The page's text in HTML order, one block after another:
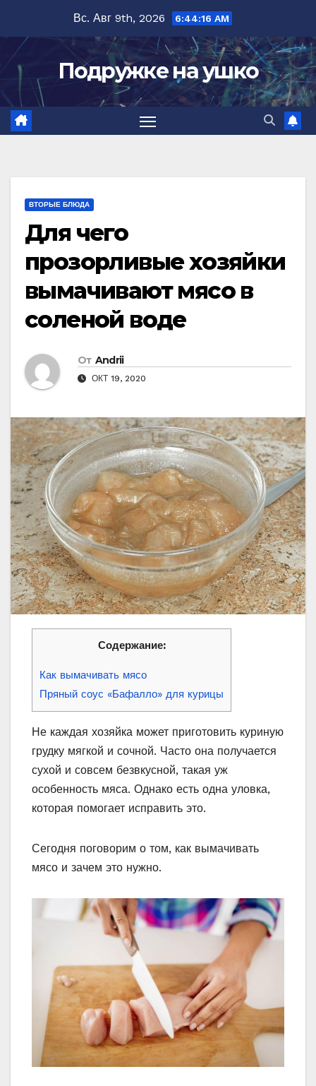
содержимому
Вс. Авг 9th, 2026 6:44:17 AM
Подружке на ушко
ВТОРЫЕ БЛЮДА
Для чего
прозорливые хозяйки
вымачивают мясо в
соленой воде
От Andrii
ОКТ 19, 2020
Содержание:
Как вымачивать мясо
Пряный соус «Бафалло» для курицы
Не каждая хозяйка может приготовить куриную
грудку мягкой и сочной. Часто она получается
сухой и совсем безвкусной, такая уж
особенность мяса. Однако есть одна уловка,
которая помогает исправить это.
Сегодня поговорим о том, как вымачивать
мясо и зачем это нужно.